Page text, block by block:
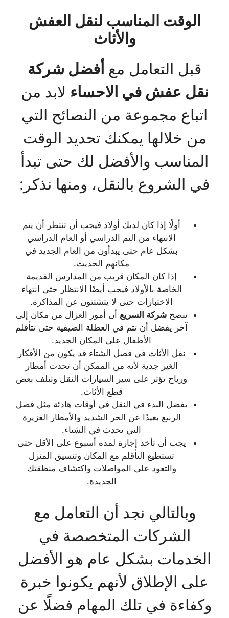
الوقت المناسب لنقل العفش
والأثاث
قبل التعامل مع أفضل شركة
نقل عفش في الاحساء لابد من
اتباع مجموعة من النصائح التي
من خلالها يمكنك تحديد الوقت
المناسب والأفضل لك حتى تبدأ
في الشروع بالنقل، ومنها نذكر:
أولًا إذا كان لديك أولاد فيجب أن تنتظر أن يتم
الانتهاء من التم الدراسي أو العام الدراسي
بشكل عام حتى يبدأون من العام الجديد في
مكانهم الحديث.
إذا كان المكان قريب من المدارس القديمة
الخاصة بالأولاد فيجب أيضًا الانتظار حتى انتهاء
الاختبارات حتى لا يتشتتون عن المذاكرة.
تنصحشركة السريع أن أمور العزال من مكان إلى
آخر يفضل أن تتم في العطلة الصيفية حتى تتأقلم
الأطفال على المكان الجديد.
نقل الأثاث في فصل الشتاء قد يكون من الأفكار
الغير جدية لأنه من الممكن أن تحدث أمطار
ورياح تؤثر على سير السيارات النقل وتتلف بعض
قطع الأثاث.
يفضل البدء في النقل في أوقات هادئة مثل فصل
الربيع بعيدًا عن الحر الشديد والأمطار الغزيرة
التي تحدث في الشتاء.
يجب أن تأخذ إجازة لمدة أسبوع على الأقل حتى
تستطيع التأقلم مع المكان وتنسيق المنزل
والتعود على المواصلات واكتشاف منطقتك
الجديدة.
وبالتالي نجد أن التعامل مع
الشركات المتخصصة في
الخدمات بشكل عام هو الأفضل
على الإطلاق لأنهم يكونوا خبرة
وكفاءة في تلك المهام فضلًا عن